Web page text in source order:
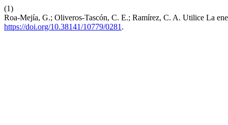
(1)
Roa-Mejía, G.; Oliveros-Tascón, C. E.; Ramírez, C. A. Utilice La
https://doi.org/10.38141/10779/0281 .